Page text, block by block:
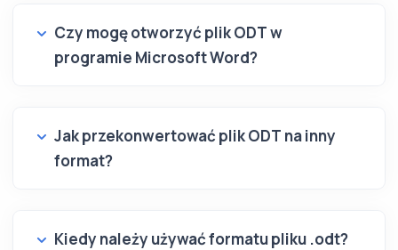
Czy mogę otworzyć plik ODT w
programie Microsoft Word?
Jak przekonwertować plik ODT na inny
format?
Kiedy należy używać formatu pliku .odt?